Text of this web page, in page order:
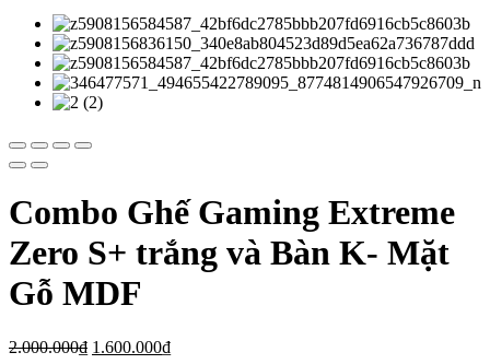
Combo Ghế Gaming Extreme
Zero S+ trắng và Bàn K- Mặt
Gỗ MDF
2.000.000₫ 1.600.000₫